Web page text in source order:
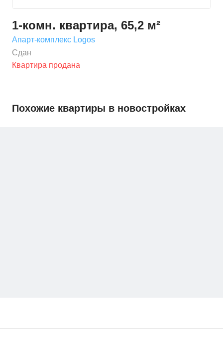
1-комн. квартира, 65,2 м²
Апарт-комплекс Logos
Сдан
Квартира продана
Похожие квартиры в новостройках